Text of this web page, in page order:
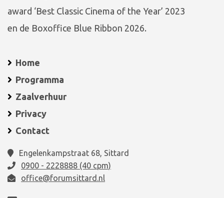
award ‘Best Classic Cinema of the Year’ 2023
en de Boxoffice Blue Ribbon 2026.
Home
Programma
Zaalverhuur
Privacy
Contact
Engelenkampstraat 68, Sittard
0900 - 2228888 (40 cpm)
office@forumsittard.nl